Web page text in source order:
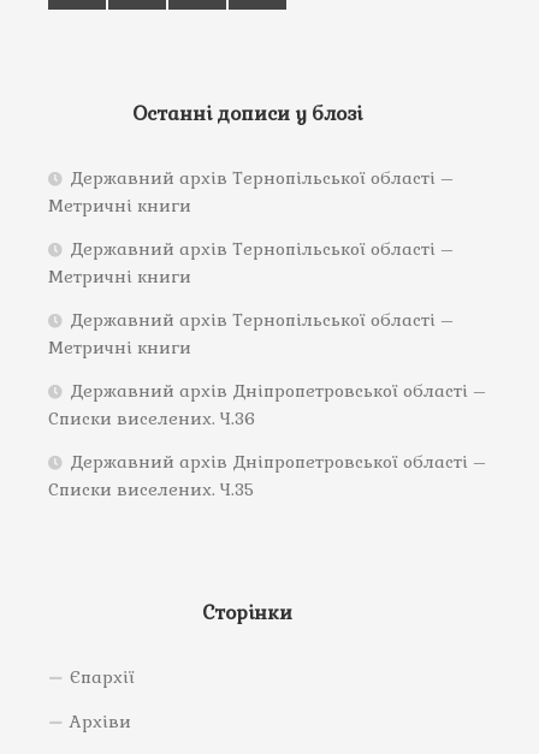
Останні дописи у блозі
Державний архів Тернопільської області –
Метричні книги
Державний архів Тернопільської області –
Метричні книги
Державний архів Тернопільської області –
Метричні книги
Державний архів Дніпропетровської області –
Списки виселених. Ч.36
Державний архів Дніпропетровської області –
Списки виселених. Ч.35
Сторінки
Єпархії
Архіви